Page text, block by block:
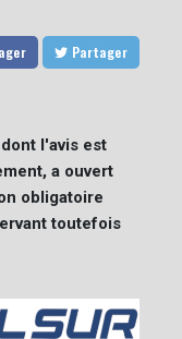
Partager
l'avis est
a ouvert
obligatoire
toutefois